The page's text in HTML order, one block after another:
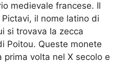
medievale francese. Il
il nome latino di
si trovava la zecca
Poitou. Queste monete
prima volta nel X secolo e